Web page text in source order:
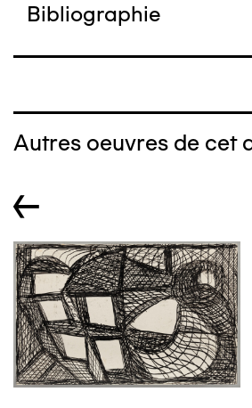
Bibliographie
Autres oeuvres de cet
←